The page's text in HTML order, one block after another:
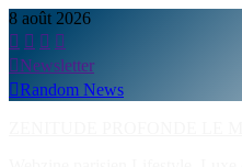
Skip
to
content
8 août 2026
Newsletter
Random News